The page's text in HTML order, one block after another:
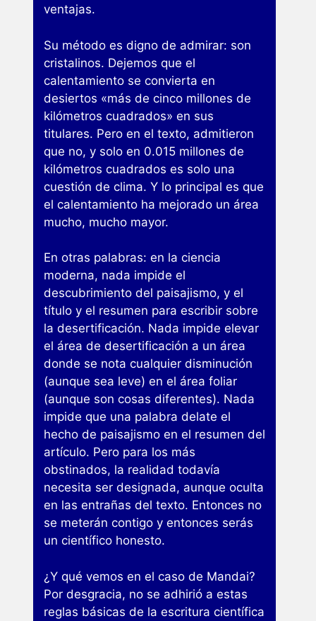
ventajas.
Su método es digno de admirar: son
cristalinos. Dejemos que el
calentamiento se convierta en
desiertos «más de cinco millones de
kilómetros cuadrados» en sus
titulares. Pero en el texto, admitieron
que no, y solo en 0.015 millones de
kilómetros cuadrados es solo una
cuestión de clima. Y lo principal es que
el calentamiento ha mejorado un área
mucho, mucho mayor.
En otras palabras: en la ciencia
moderna, nada impide el
descubrimiento del paisajismo, y el
título y el resumen para escribir sobre
la desertificación. Nada impide elevar
el área de desertificación a un área
donde se nota cualquier disminución
(aunque sea leve) en el área foliar
(aunque son cosas diferentes). Nada
impide que una palabra delate el
hecho de paisajismo en el resumen del
artículo. Pero para los más
obstinados, la realidad todavía
necesita ser designada, aunque oculta
en las entrañas del texto. Entonces no
se meterán contigo y entonces serás
un científico honesto.
¿Y qué vemos en el caso de Mandai?
Por desgracia, no se adhirió a estas
reglas básicas de la escritura científica